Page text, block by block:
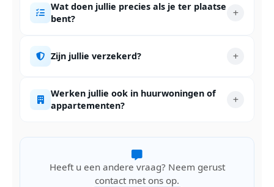
Wat doen jullie precies als je ter plaatse
bent?
Zijn jullie verzekerd?
Werken jullie ook in huurwoningen of
appartementen?
Heeft u een andere vraag? Neem gerust
contact met ons op.